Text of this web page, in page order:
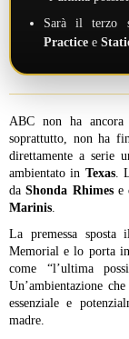
Sarà il terzo
Practicee
ABC non ha
soprattutto, non ha
direttamente a serie
ambientato in Texas.
daShonda Rhimese
Marinis.
La premessa
Memorial e lo porta
come “l’ultima
Un’ambientazione
essenziale e
madre.